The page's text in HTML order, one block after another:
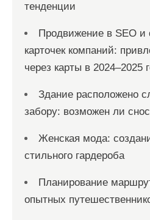
тенденции
Продвижение в SEO и
карточек компаний:
через карты в 2024–2025
Здание расположено
забору: возможен ли
Женская мода:
стильного гардероба
Планирование
опытных